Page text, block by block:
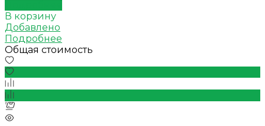
В корзину
Добавлено
Подробнее
Общая стоимость